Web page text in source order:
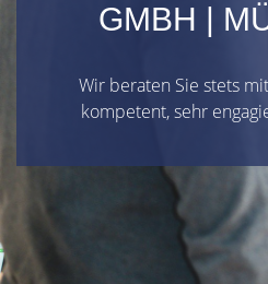
GMBH |
Wir beraten Sie stets
kompetent, sehr